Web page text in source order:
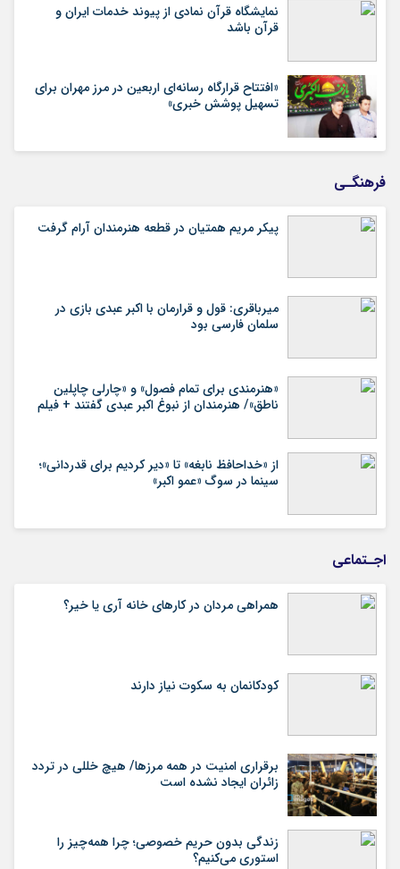
نمایشگاه قرآن نمادی از پیوند خدمات ایران و
قرآن باشد
«افتتاح قرارگاه رسانه‌ای اربعین در مرز مهران برای
تسهیل پوشش خبری»
فرهنگـی
پیکر مریم همتیان در قطعه هنرمندان آرام گرفت
میرباقری: قول و قرارمان با اکبر عبدی بازی در
سلمان فارسی بود
«هنرمندی برای تمام فصول» و «چارلی چاپلین
ناطق»/ هنرمندان از نبوغ اکبر عبدی گفتند + فیلم
از «خداحافظ نابغه» تا «دیر کردیم برای قدردانی»؛
سینما در سوگ «عمو اکبر»
اجـتماعی
همراهی مردان در کارهای خانه آری یا خیر؟
کودکانمان به سکوت نیاز دارند
برقراری امنیت در همه مرزها/ هیچ‌ خللی در تردد
زائران ایجاد نشده است
زندگی بدون حریم خصوصی؛ چرا همه‌چیز را
استوری می‌کنیم؟